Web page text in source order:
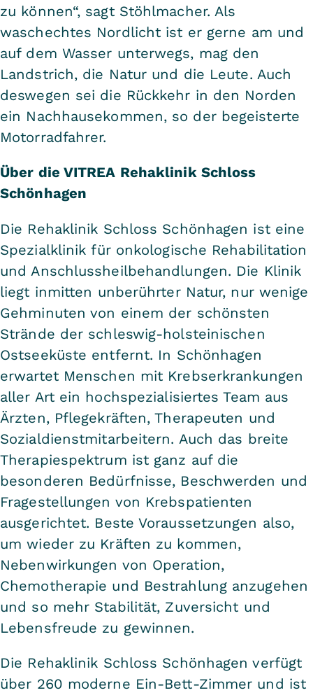
zu können“, sagt Stöhlmacher. Als
waschechtes Nordlicht ist er gerne am und
auf dem Wasser unterwegs, mag den
Landstrich, die Natur und die Leute. Auch
deswegen sei die Rückkehr in den Norden
ein Nachhausekommen, so der begeisterte
Motorradfahrer.
Über die VITREA Rehaklinik Schloss
Schönhagen
Die Rehaklinik Schloss Schönhagen ist eine
Spezialklinik für onkologische Rehabilitation
und Anschlussheilbehandlungen. Die Klinik
liegt inmitten unberührter Natur, nur wenige
Gehminuten von einem der schönsten
Strände der schleswig-holsteinischen
Ostseeküste entfernt. In Schönhagen
erwartet Menschen mit Krebserkrankungen
aller Art ein hochspezialisiertes Team aus
Ärzten, Pflegekräften, Therapeuten und
Sozialdienstmitarbeitern. Auch das breite
Therapiespektrum ist ganz auf die
besonderen Bedürfnisse, Beschwerden und
Fragestellungen von Krebspatienten
ausgerichtet. Beste Voraussetzungen also,
um wieder zu Kräften zu kommen,
Nebenwirkungen von Operation,
Chemotherapie und Bestrahlung anzugehen
und so mehr Stabilität, Zuversicht und
Lebensfreude zu gewinnen.
Die Rehaklinik Schloss Schönhagen verfügt
über 260 moderne Ein-Bett-Zimmer und ist